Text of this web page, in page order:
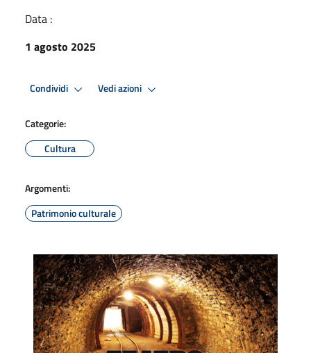
Data :
1 agosto 2025
Condividi Vedi azioni
Categorie:
Cultura
Argomenti:
Patrimonio culturale